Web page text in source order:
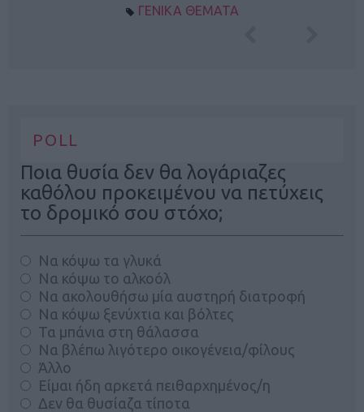
ΓΕΝΙΚΑ ΘΕΜΑΤΑ
POLL
Ποια θυσία δεν θα λογάριαζες
καθόλου προκειμένου να πετύχεις
το δρομικό σου στόχο;
Να κόψω τα γλυκά
Να κόψω το αλκοόλ
Να ακολουθήσω μία αυστηρή διατροφή
Να κόψω ξενύχτια και βόλτες
Τα μπάνια στη θάλασσα
Να βλέπω λιγότερο οικογένεια/φίλους
Άλλο
Είμαι ήδη αρκετά πειθαρχημένος/η
Δεν θα θυσίαζα τίποτα